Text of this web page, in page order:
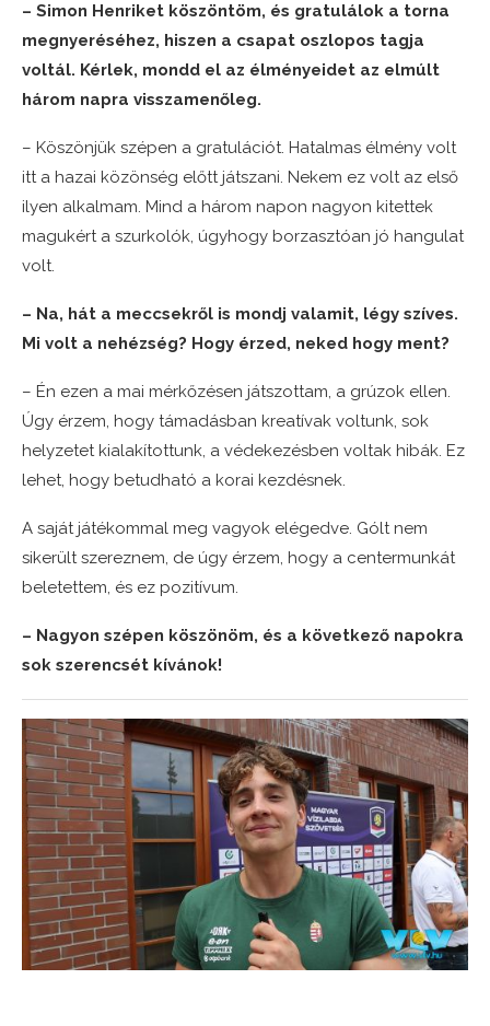
– Simon Henriket köszöntöm, és gratulálok a torna
megnyeréséhez, hiszen a csapat oszlopos tagja
voltál. Kérlek, mondd el az élményeidet az elmúlt
három napra visszamenőleg.
– Köszönjük szépen a gratulációt. Hatalmas élmény volt
itt a hazai közönség előtt játszani. Nekem ez volt az első
ilyen alkalmam. Mind a három napon nagyon kitettek
magukért a szurkolók, úgyhogy borzasztóan jó hangulat
volt.
– Na, hát a meccsekről is mondj valamit, légy szíves.
Mi volt a nehézség? Hogy érzed, neked hogy ment?
– Én ezen a mai mérkőzésen játszottam, a grúzok ellen.
Úgy érzem, hogy támadásban kreatívak voltunk, sok
helyzetet kialakítottunk, a védekezésben voltak hibák. Ez
lehet, hogy betudható a korai kezdésnek.
A saját játékommal meg vagyok elégedve. Gólt nem
sikerült szereznem, de úgy érzem, hogy a centermunkát
beletettem, és ez pozitívum.
– Nagyon szépen köszönöm, és a következő napokra
sok szerencsét kívánok!